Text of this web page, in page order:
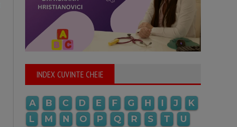
INDEX CUVINTE CHEIE
A B C D E F G H I J
K
L
M N O P Q R S T
U